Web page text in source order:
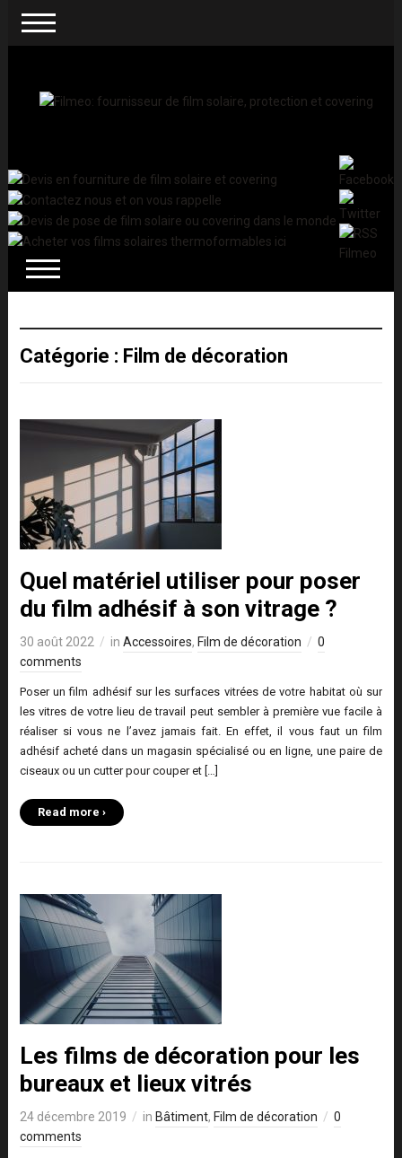
Catégorie : Film de décoration
Quel matériel utiliser pour poser
du film adhésif à son vitrage ?
30 août 2022 in Accessoires, Film de décoration
0
comments
Poser un film adhésif sur les surfaces vitrées de votre habitat où sur
les vitres de votre lieu de travail peut sembler à première vue facile à
réaliser si vous ne l’avez jamais fait. En effet, il vous faut un film
adhésif acheté dans un magasin spécialisé ou en ligne, une paire de
ciseaux ou un cutter pour couper et […]
Read more ›
Les films de décoration pour les
bureaux et lieux vitrés
24 décembre 2019 in Bâtiment, Film de décoration
0
comments